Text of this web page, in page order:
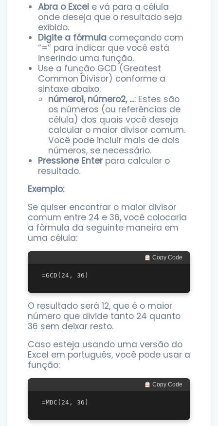
Abra o Excel e vá para a célula
onde deseja que o resultado seja
exibido.
Digite a fórmula começando com
“=” para indicar que você está
inserindo uma função.
Use a função GCD (Greatest
Common Divisor) conforme a
sintaxe abaixo:
número1, número2, …: Estes são
os números (ou referências de
célula) dos quais você deseja
calcular o maior divisor comum.
Você pode incluir mais de dois
números, se necessário.
Pressione Enterpara calcular o
resultado.
Exemplo:
Se quiser encontrar o maior divisor
comum entre 24 e 36, você colocaria
a fórmula da seguinte maneira em
uma célula:
Copy Code
O resultado será 12, que é o maior
número que divide tanto 24 quanto
36 sem deixar resto.
Caso esteja usando uma versão do
Excel em português, você pode usar a
função:
Copy Code